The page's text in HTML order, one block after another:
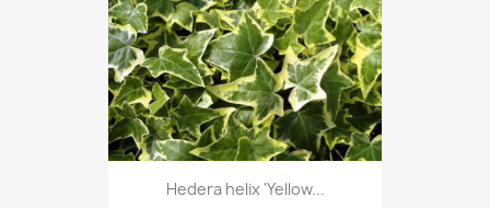
Hedera helix 'Yellow...